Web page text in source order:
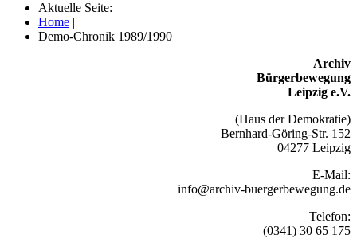
Aktuelle Seite:
Home |
Demo-Chronik 1989/1990
Archiv
Bürgerbewegung
Leipzig e.V.
(Haus der Demokratie)
Bernhard-Göring-Str. 152
04277 Leipzig
E-Mail:
info@archiv-buergerbewegung.de
Telefon:
(0341) 30 65 175